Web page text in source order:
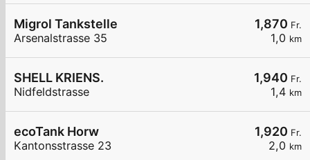
1,870 Fr.
1,0 km
Migrol Tankstelle
Arsenalstrasse 35
1,940 Fr.
1,4 km
SHELL KRIENS.
Nidfeldstrasse
1,920 Fr.
2,0 km
ecoTank Horw
Kantonsstrasse 23